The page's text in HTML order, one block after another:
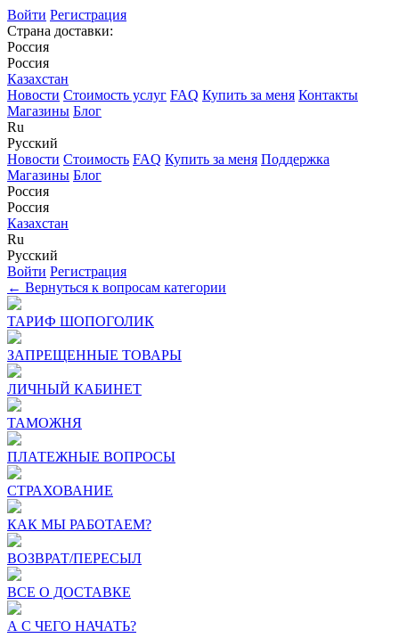
Войти Регистрация
Страна доставки:
Россия
Россия
Казахстан
Новости Стоимость услуг FAQ Купить за меня Контакты
Магазины Блог
Ru
Русский
Новости Стоимость FAQ Купить за меня Поддержка
Магазины Блог
Россия
Россия
Казахстан
Ru
Русский
Войти Регистрация
← Вернуться к вопросам категории
ТАРИФ ШОПОГОЛИК
ЗАПРЕЩЕННЫЕ ТОВАРЫ
ЛИЧНЫЙ КАБИНЕТ
ТАМОЖНЯ
ПЛАТЕЖНЫЕ ВОПРОСЫ
СТРАХОВАНИЕ
КАК МЫ РАБОТАЕМ?
ВОЗВРАТ/ПЕРЕСЫЛ
ВСЕ О ДОСТАВКЕ
А С ЧЕГО НАЧАТЬ?